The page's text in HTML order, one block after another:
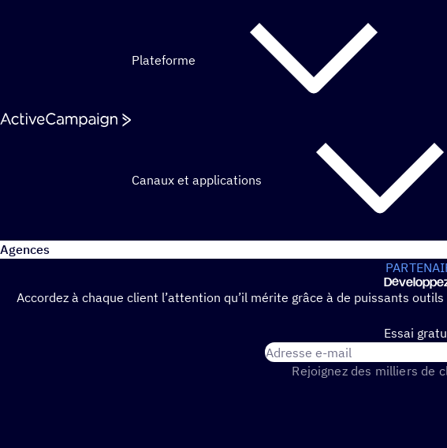
Plateforme
Canaux et applications
Agences
Accordez à chaque client l’attention qu’il mérite grâce à de puissants
Essai
Adresse e-mail
Rejoignez des milliers de